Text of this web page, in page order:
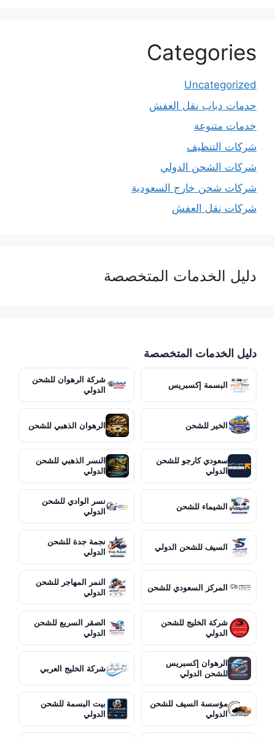
Categories
Uncategorized
حدمات دباب نقل العفش
خدمات متنوعة
شركات التنظيف
شركات الشحن الدولي
شركات شحن خارج السعودية
شركات نقل العفش
دليل الخدمات المتخصصة
دليل الخدمات المتخصصة
البسمة إكسبريس
شركة الرهوان للشحن
الدولي
الخير للشحن الرهوان الذهبي للشحن
سعودي كارجو للشحن
الدولي
النسر الذهبي للشحن
الدولي
الشيماء للشحن
نسر الوادي للشحن
الدولي
السيف للشحن الدولي
نجمة جدة للشحن
الدولي
المركز السعودي للشحن
النمر المهاجر للشحن
الدولي
شركة الخليج للشحن
الدولي
الصقر السريع للشحن
الدولي
الرهوان إكسبريس
للشحن الدولي
شركة الخليج العربي
مؤسسة السيف للشحن
الدولي
بيت البسمة للشحن
الدولي